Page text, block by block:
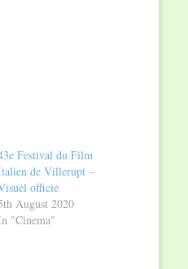
Festival du Film
de Villerupt –
officie
August 2020
"Cinema"